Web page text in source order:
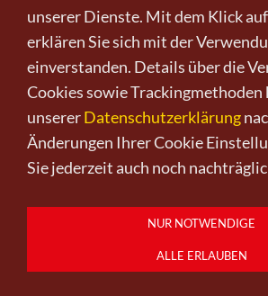
KUNST KAUFEN BEI
Kunst kaufenKunst verkaufenKontaktWir
Impressum AGB Widerruf
0151-21315985 D-64625
unserer Dienste. Mit dem Klick
erklären Sie sich mit der
einverstanden. Details über die
Cookies sowie Trackingmethoden
unsererDatenschutzerklärung
Änderungen Ihrer Cookie
Sie jederzeit auch noch
NUR NOTWENDIGE
ALLE ERLAUBEN